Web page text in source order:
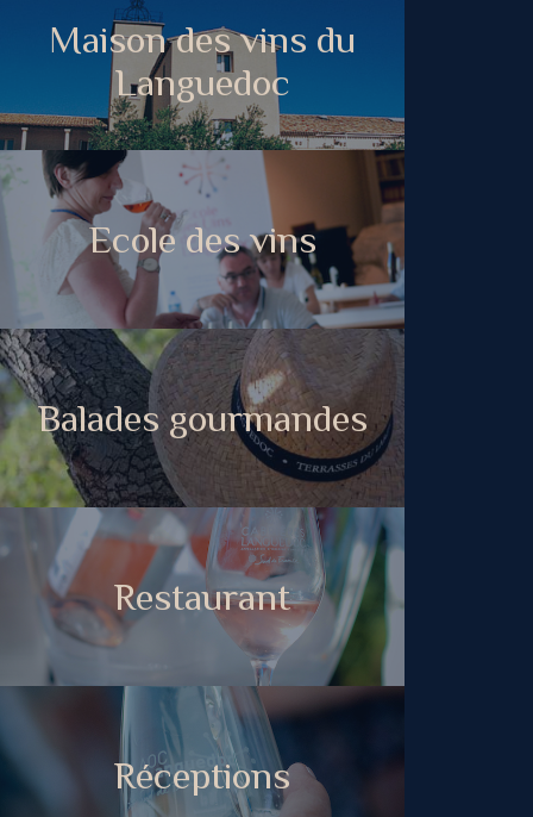
Maison des vins du
Languedoc
Ecole des vins
Balades gourmandes
Restaurant
Réceptions